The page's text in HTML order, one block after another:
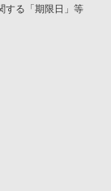
する「期限日」等